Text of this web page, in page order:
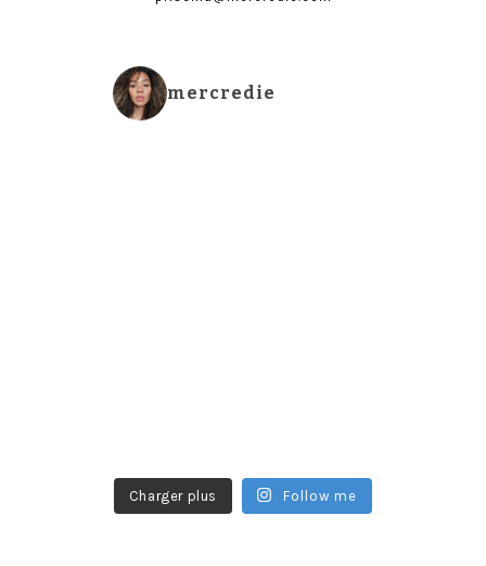
mercredie
Charger plus Follow me